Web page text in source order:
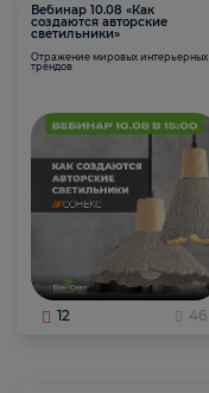
Вебинар 10.08 «Как
создаются авторские
светильники»
Отражение мировых интерьерных
трендов
12 46